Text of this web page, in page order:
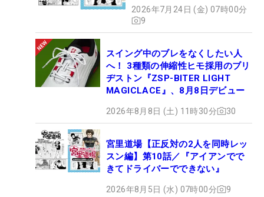
2026年7月24日 (金) 07時00分
9
スイング中のブレをなくしたい人
へ！ 3種類の伸縮性ヒモ採用のブリ
ヂストン『ZSP-BITER LIGHT
MAGICLACE』、8月8日デビュー
2026年8月8日 (土) 11時30分 30
宮里道場【正反対の2人を同時レッ
スン編】第10話／『アイアンでで
きてドライバーでできない』
2026年8月5日 (水) 07時00分 9